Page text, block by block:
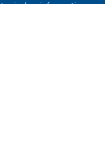
des informations